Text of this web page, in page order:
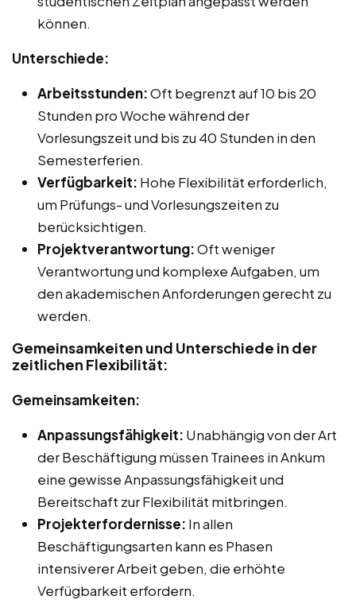
können.
Unterschiede:
Arbeitsstunden:Oft begrenzt auf 10 bis 20
Stunden pro Woche während der
Vorlesungszeit und bis zu 40 Stunden in den
Semesterferien.
Verfügbarkeit: Hohe Flexibilität erforderlich,
um Prüfungs- und Vorlesungszeiten zu
berücksichtigen.
Projektverantwortung:Oft weniger
Verantwortung und komplexe Aufgaben, um
den akademischen Anforderungen gerecht zu
werden.
Gemeinsamkeiten und Unterschiede in der
zeitlichen Flexibilität:
Gemeinsamkeiten:
Anpassungsfähigkeit: Unabhängig von der Art
der Beschäftigung müssen Trainees in Ankum
eine gewisse Anpassungsfähigkeit und
Bereitschaft zur Flexibilität mitbringen.
Projekterfordernisse: In allen
Beschäftigungsarten kann es Phasen
intensiverer Arbeit geben, die erhöhte
Verfügbarkeit erfordern.